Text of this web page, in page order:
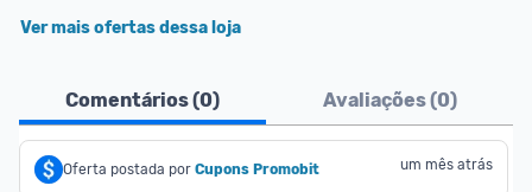
Ver mais ofertas dessa loja
Comentários (0) Avaliações (0)
Oferta postada por Cupons Promobit um mês atrás